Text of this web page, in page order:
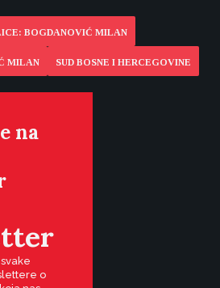
BOGDANOVIĆ MILAN
MILAN SUD BOSNE I HERCEGOVINE
na
o